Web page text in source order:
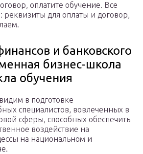
оплатите обучение. Все
реквизиты для оплаты и договор,
и банковского
бизнес-школа
обучения
в подготовке
специалистов, вовлеченных в
сферы, способных обеспечить
воздействие на
на национальном и